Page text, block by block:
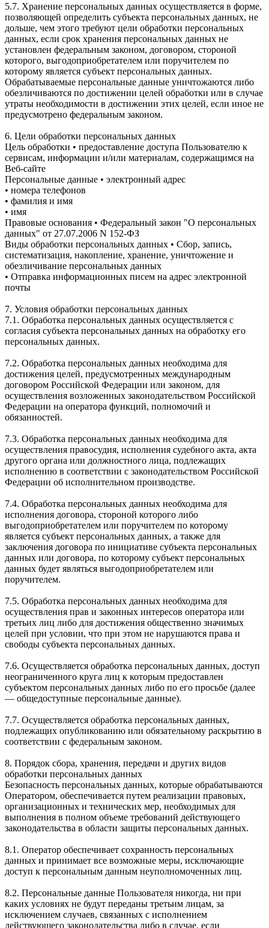
5.7. Хранение персональных данных осуществляется в форме,
позволяющей определить субъекта персональных данных, не
дольше, чем этого требуют цели обработки персональных
данных, если срок хранения персональных данных не
установлен федеральным законом, договором, стороной
которого, выгодоприобретателем или поручителем по
которому является субъект персональных данных.
Обрабатываемые персональные данные уничтожаются либо
обезличиваются по достижении целей обработки или в случае
утраты необходимости в достижении этих целей, если иное не
предусмотрено федеральным законом.
6. Цели обработки персональных данных
Цель обработки • предоставление доступа Пользователю к
сервисам, информации и/или материалам, содержащимся на
Веб-сайте
Персональные данные • электронный адрес
• номера телефонов
• фамилия и имя
• имя
Правовые основания • Федеральный закон "О персональных
данных" от 27.07.2006 N 152-ФЗ
Виды обработки персональных данных • Сбор, запись,
систематизация, накопление, хранение, уничтожение и
обезличивание персональных данных
• Отправка информационных писем на адрес электронной
почты
7. Условия обработки персональных данных
7.1. Обработка персональных данных осуществляется с
согласия субъекта персональных данных на обработку его
персональных данных.
7.2. Обработка персональных данных необходима для
достижения целей, предусмотренных международным
договором Российской Федерации или законом, для
осуществления возложенных законодательством Российской
Федерации на оператора функций, полномочий и
обязанностей.
7.3. Обработка персональных данных необходима для
осуществления правосудия, исполнения судебного акта, акта
другого органа или должностного лица, подлежащих
исполнению в соответствии с законодательством Российской
Федерации об исполнительном производстве.
7.4. Обработка персональных данных необходима для
исполнения договора, стороной которого либо
выгодоприобретателем или поручителем по которому
является субъект персональных данных, а также для
заключения договора по инициативе субъекта персональных
данных или договора, по которому субъект персональных
данных будет являться выгодоприобретателем или
поручителем.
7.5. Обработка персональных данных необходима для
осуществления прав и законных интересов оператора или
третьих лиц либо для достижения общественно значимых
целей при условии, что при этом не нарушаются права и
свободы субъекта персональных данных.
7.6. Осуществляется обработка персональных данных, доступ
неограниченного круга лиц к которым предоставлен
субъектом персональных данных либо по его просьбе (далее
— общедоступные персональные данные).
7.7. Осуществляется обработка персональных данных,
подлежащих опубликованию или обязательному раскрытию в
соответствии с федеральным законом.
8. Порядок сбора, хранения, передачи и других видов
обработки персональных данных
Безопасность персональных данных, которые обрабатываются
Оператором, обеспечивается путем реализации правовых,
организационных и технических мер, необходимых для
выполнения в полном объеме требований действующего
законодательства в области защиты персональных данных.
8.1. Оператор обеспечивает сохранность персональных
данных и принимает все возможные меры, исключающие
доступ к персональным данным неуполномоченных лиц.
8.2. Персональные данные Пользователя никогда, ни при
каких условиях не будут переданы третьим лицам, за
исключением случаев, связанных с исполнением
действующего законодательства либо в случае, если